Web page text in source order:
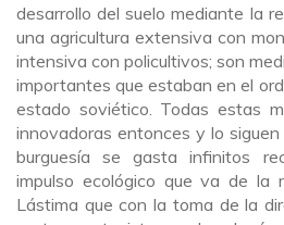
desarrollo del suelo mediante la
una agricultura extensiva con
intensiva con policultivos; son
importantes que estaban en el
estado soviético. Todas estas
innovadoras entonces y lo
burguesía se gasta infinitos
impulso ecológico que va de la
Lástima que con la toma de la